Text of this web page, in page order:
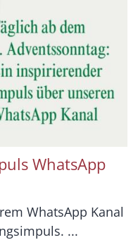
WhatsApp
WhatsApp Kanal
...